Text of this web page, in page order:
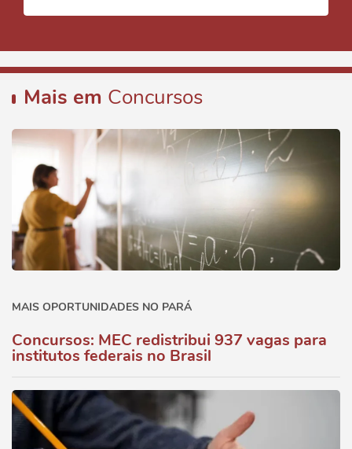
Mais em Concursos
MAIS OPORTUNIDADES NO PARÁ
Concursos: MEC redistribui 937 vagas para
institutos federais no Brasil